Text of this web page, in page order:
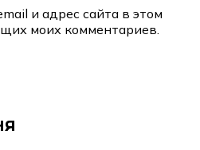
и адрес сайта в этом
моих комментариев.